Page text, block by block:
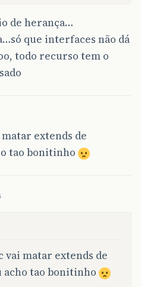
de herança…
que interfaces não dá
todo recurso tem o
extends de
tao bonitinho
vai matar extends de
acho tao bonitinho